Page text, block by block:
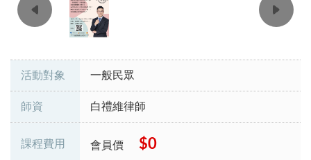
活動對象 一般民眾
師資 白禮維律師
課程費用 會員價 $0